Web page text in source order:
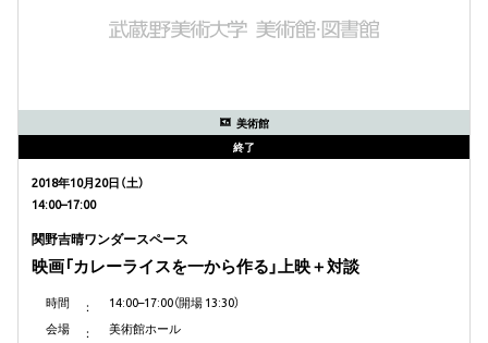
美術館
終了
2018年10月20日（土）
14:00–17:00
関野吉晴ワンダースペース
映画「カレーライスを一から作る」上映＋対談
時間
14:00–17:00（開場 13:30）
会場
美術館ホール